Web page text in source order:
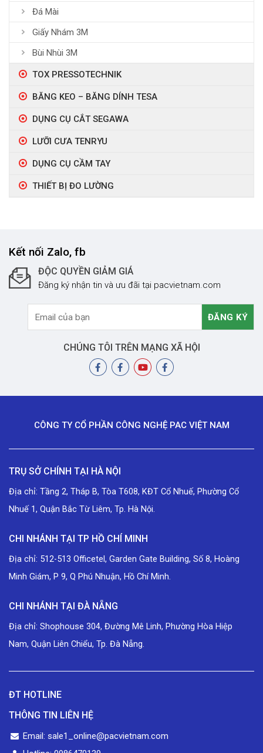
Đá Mài
Giấy Nhám 3M
Bùi Nhùi 3M
TOX PRESSOTECHNIK
BĂNG KEO – BĂNG DÍNH TESA
DỤNG CỤ CẮT SEGAWA
LƯỠI CƯA TENRYU
DỤNG CỤ CẦM TAY
THIẾT BỊ ĐO LƯỜNG
Kết nối Zalo, fb
ĐỘC QUYỀN GIẢM GIÁ
Đăng ký nhận tin và ưu đãi tại pacvietnam.com
CHÚNG TÔI TRÊN MẠNG XÃ HỘI
CÔNG TY CỔ PHẦN CÔNG NGHỆ PAC VIỆT NAM
TRỤ SỞ CHÍNH TẠI HÀ NỘI
Địa chỉ: Tầng 2, Tháp B, Tòa T608, KĐT Cổ Nhuế, Phường Cổ
Nhuế 1, Quận Bắc Từ Liêm, Tp. Hà Nội.
CHI NHÁNH TẠI TP HỒ CHÍ MINH
Địa chỉ: 512-513 Officetel, Garden Gate Building, Số 8, Hoàng
Minh Giám, P 9, Q Phú Nhuận, Hồ Chí Minh.
CHI NHÁNH TẠI ĐÀ NẴNG
Địa chỉ: Shophouse 304, Đường Mê Linh, Phường Hòa Hiệp
Nam, Quận Liên Chiểu, Tp. Đà Nẵng.
ĐT HOTLINE
THÔNG TIN LIÊN HỆ
Email: sale1_online@pacvietnam.com